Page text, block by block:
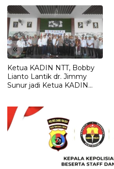
«
Ketua KADIN NTT, Bobby
Lianto Lantik dr. Jimmy
Sunur jadi Ketua KADIN